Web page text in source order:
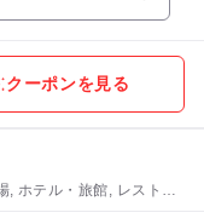
クーポンを見る
, ホテル・旅館, レストラ